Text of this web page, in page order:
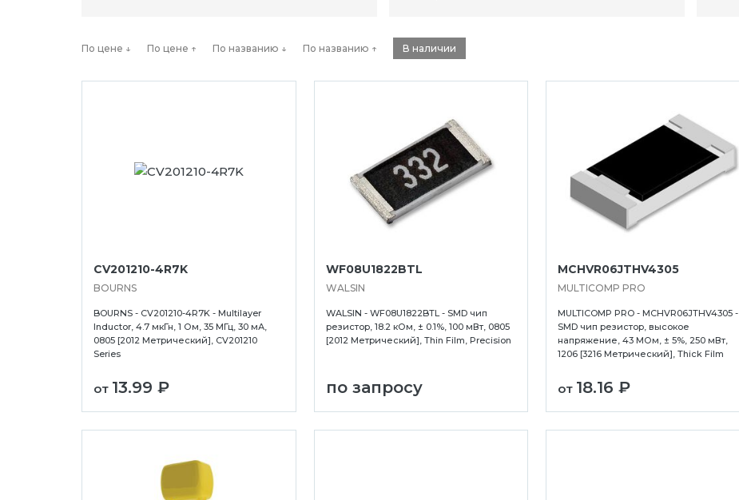
По цене ↓ По цене ↑ По названию ↓ По названию ↑ В наличии
CV201210-4R7K
BOURNS
BOURNS - CV201210-4R7K - Multilayer
Inductor, 4.7 мкГн, 1 Ом, 35 МГц, 30 мА,
0805 [2012 Метрический], CV201210
Series
от 13.99 ₽
WF08U1822BTL
WALSIN
WALSIN - WF08U1822BTL - SMD чип
резистор, 18.2 кОм, ± 0.1%, 100 мВт, 0805
[2012 Метрический], Thin Film, Precision
по запросу
MCHVR06JTHV4305
MULTICOMP PRO
MULTICOMP PRO - MCHVR06JTHV4305 -
SMD чип резистор, высокое
напряжение, 43 МОм, ± 5%, 250 мВт,
1206 [3216 Метрический], Thick Film
от 18.16 ₽